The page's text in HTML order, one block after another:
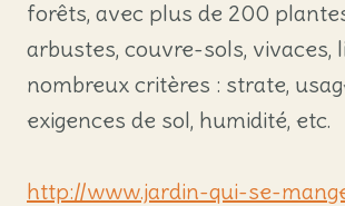
forêts, avec plus de 200
arbustes, couvre-sols, vivaces,
nombreux critères : strate,
exigences de sol, humidité, etc.
http://www.jardin-qui-se-